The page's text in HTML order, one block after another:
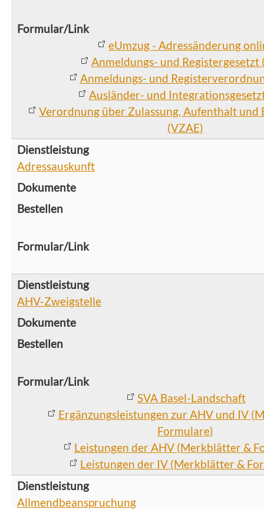
eUmzug - Adressänderung
Anmeldungs- und Registergesetzt
Anmeldungs- und
Ausländer- und
Verordnung über Zulassung, Aufenthalt
(VZAE)
Adressauskunft
AHV-Zweigstelle
SVA Basel-Landschaft
Ergänzungsleistungen zur AHV und IV
Formulare)
Leistungen der AHV (Merkblätter &
Leistungen der IV (Merkblätter &
Allmendbeanspruchung